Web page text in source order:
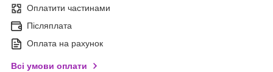
Оплатити частинами
Післяплата
Оплата на рахунок
Всі умови оплати